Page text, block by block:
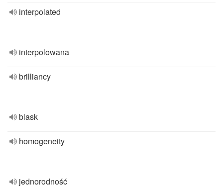
interpolated
interpolowana
brilliancy
blask
homogeneity
jednorodność